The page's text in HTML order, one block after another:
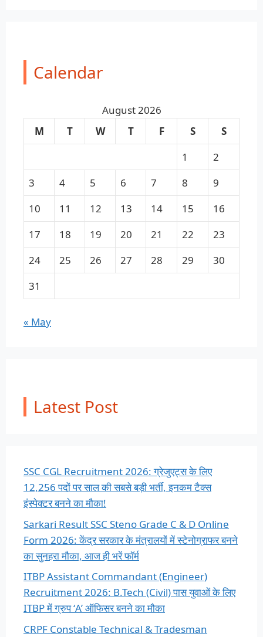
Calendar
August 2026
M
T W T F S
S
1
2
3
4 5 6 7 8
9
10
11 12 13 14 15
16
17
18 19 20 21 22
23
24
25 26 27 28 29
30
31
« May
Latest Post
SSC CGL Recruitment 2026: ग्रेजुएट्स के लिए
12,256 पदों पर साल की सबसे बड़ी भर्ती, इनकम टैक्स
इंस्पेक्टर बनने का मौका!
Sarkari Result SSC Steno Grade C & D Online
Form 2026: केंद्र सरकार के मंत्रालयों में स्टेनोग्राफर बनने
का सुनहरा मौका, आज ही भरें फॉर्म
ITBP Assistant Commandant (Engineer)
Recruitment 2026: B.Tech (Civil) पास युवाओं के लिए
ITBP में ग्रुप ‘A’ ऑफिसर बनने का मौका
CRPF Constable Technical & Tradesman